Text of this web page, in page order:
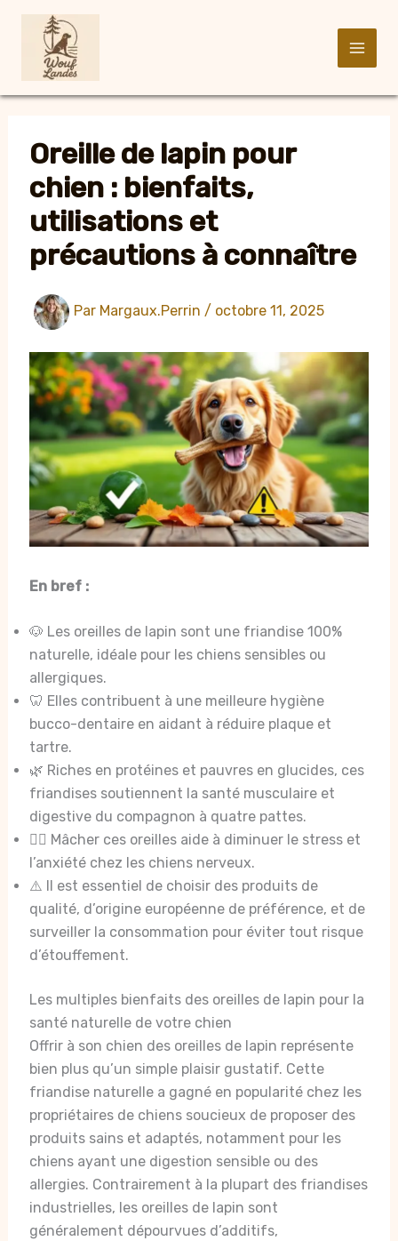
Aller
contenuOreille de lapin pour
chien : bienfaits,
utilisations et
précautions à connaître
Par Margaux.Perrin / octobre 11, 2025
En bref :
🐶 Les oreilles de lapin sont une friandise 100%
naturelle, idéale pour les chiens sensibles ou
allergiques.
🦷 Elles contribuent à une meilleure hygiène
bucco-dentaire en aidant à réduire plaque et
tartre.
🌿 Riches en protéines et pauvres en glucides, ces
friandises soutiennent la santé musculaire et
digestive du compagnon à quatre pattes.
🧘‍♂️ Mâcher ces oreilles aide à diminuer le stress et
l’anxiété chez les chiens nerveux.
⚠️ Il est essentiel de choisir des produits de
qualité, d’origine européenne de préférence, et de
surveiller la consommation pour éviter tout risque
d’étouffement.
Les multiples bienfaits des oreilles de lapin pour la
santé naturelle de votre chien
Offrir à son chien des oreilles de lapin représente
bien plus qu’un simple plaisir gustatif. Cette
friandise naturelle a gagné en popularité chez les
propriétaires de chiens soucieux de proposer des
produits sains et adaptés, notamment pour les
chiens ayant une digestion sensible ou des
allergies. Contrairement à la plupart des friandises
industrielles, les oreilles de lapin sont
généralement dépourvues d’additifs,